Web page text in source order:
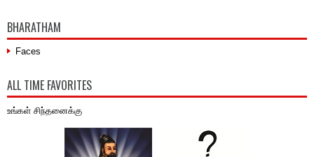
BHARATHAM
Faces
ALL TIME FAVORITES
உங்கள் சிந்தனைக்கு